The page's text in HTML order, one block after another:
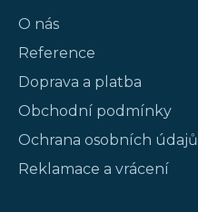
O nás
Reference
Doprava a platba
Obchodní podmínky
Ochrana osobních údajů
Reklamace a vrácení